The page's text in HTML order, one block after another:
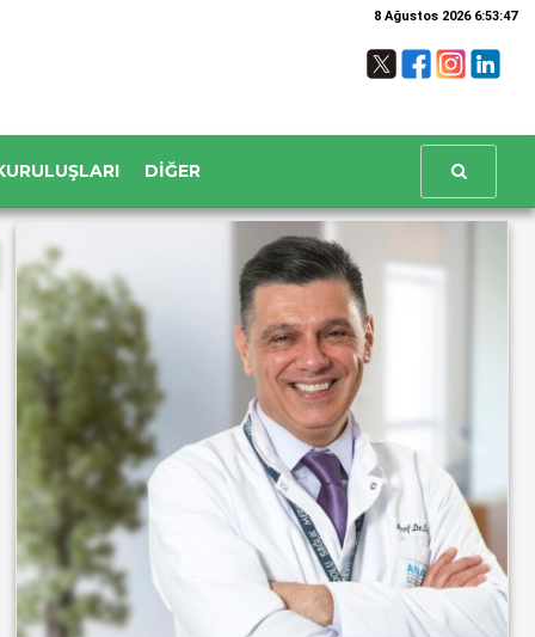
8 Ağustos 2026 6:53:48
DIĞER